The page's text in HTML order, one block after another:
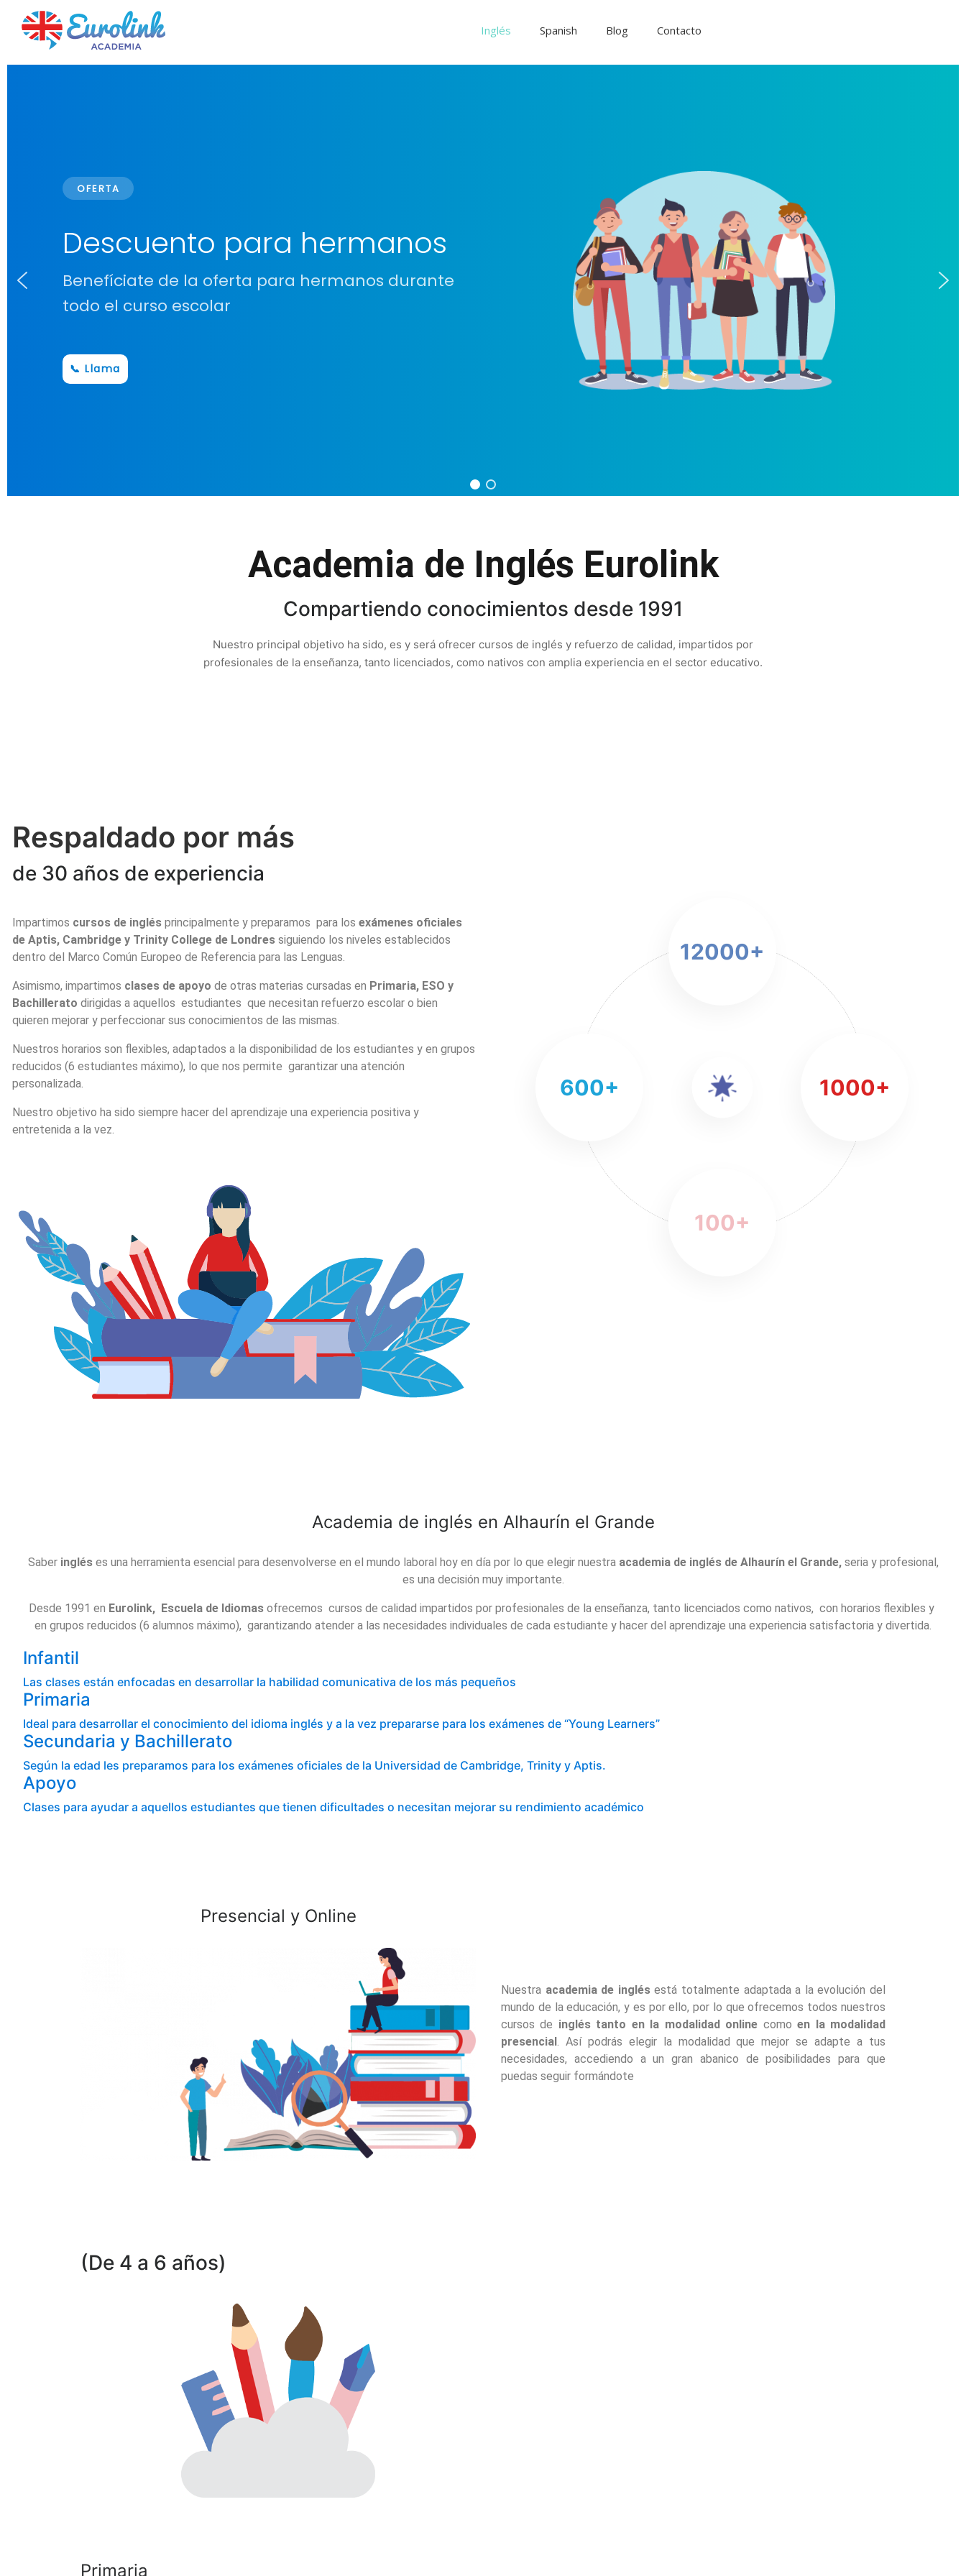
Inglés Spanish Blog Contacto
OFERTA
Descuento para hermanos
Benefíciate de la oferta para hermanos durante
todo el curso escolar
📞 Llama
Academia de Inglés Eurolink
Compartiendo conocimientos desde 1991
Nuestro principal objetivo ha sido, es y será ofrecer cursos de inglés y refuerzo de calidad, impartidos por
profesionales de la enseñanza, tanto licenciados, como nativos con amplia experiencia en el sector educativo.
Respaldado por más
de 30 años de experiencia
Impartimos cursos de inglés principalmente y preparamos para los exámenes oficiales
de Aptis, Cambridge y Trinity College de Londres siguiendo los niveles establecidos
dentro del Marco Común Europeo de Referencia para las Lenguas.
Asimismo, impartimos clases de apoyo de otras materias cursadas en Primaria, ESO y
Bachillerato dirigidas a aquellos estudiantes que necesitan refuerzo escolar o bien
quieren mejorar y perfeccionar sus conocimientos de las mismas.
Nuestros horarios son flexibles, adaptados a la disponibilidad de los estudiantes y en grupos
reducidos (6 estudiantes máximo), lo que nos permite garantizar una atención
personalizada.
Nuestro objetivo ha sido siempre hacer del aprendizaje una experiencia positiva y
entretenida a la vez.
12000+
600+ 1000+
100+
Academia de inglés en Alhaurín el Grande
Saber ingléses una herramienta esencial para desenvolverse en el mundo laboral hoy en día por lo que elegir nuestra academia de inglés de Alhaurín el Grande,seria y profesional,
es una decisión muy importante.
Desde 1991 en Eurolink, Escuela de Idiomas ofrecemos cursos de calidad impartidos por profesionales de la enseñanza, tanto licenciados como nativos, con horarios flexibles y
en grupos reducidos (6 alumnos máximo), garantizando atender a las necesidades individuales de cada estudiante y hacer del aprendizaje una experiencia satisfactoria y divertida.
Infantil
Las clases están enfocadas en desarrollar la habilidad comunicativa de los más pequeños
Primaria
Ideal para desarrollar el conocimiento del idioma inglés y a la vez prepararse para los exámenes de “Young Learners”
Secundaria y Bachillerato
Según la edad les preparamos para los exámenes oficiales de la Universidad de Cambridge, Trinity y Aptis.
Apoyo
Clases para ayudar a aquellos estudiantes que tienen dificultades o necesitan mejorar su rendimiento académico
Presencial y Online
Nuestra academia de inglésestá totalmente adaptada a la evolución del
mundo de la educación, y es por ello, por lo que ofrecemos todos nuestros
cursos de inglés tanto en la modalidad online como en la modalidad
presencial . Así podrás elegir la modalidad que mejor se adapte a tus
necesidades, accediendo a un gran abanico de posibilidades para que
puedas seguir formándote
(De 4 a 6 años)
Primaria